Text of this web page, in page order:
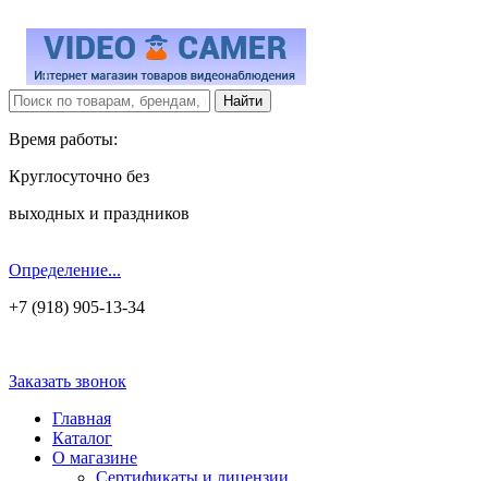
Время работы:
Круглосуточно без
выходных и праздников
Определение...
+7 (918) 905-13-34
Заказать звонок
Главная
Каталог
О магазине
Сертификаты и лицензии